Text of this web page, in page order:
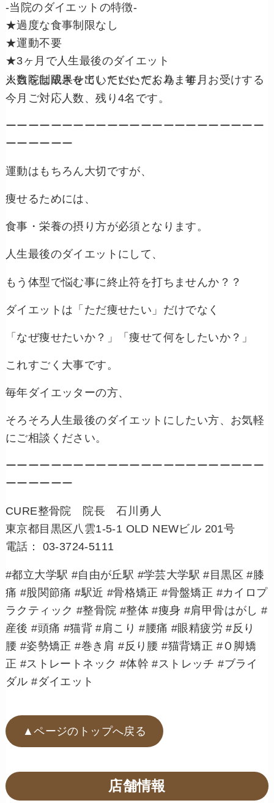
-当院のダイエットの特徴-
★過度な食事制限なし
★運動不要
★3ヶ月で人生最後のダイエット
※当院は成果を出していただく為、毎月お受けする人数を制限させていただいております。
今月ご対応人数、残り4名です。
ーーーーーーーーーーーーーーーーーーーーーーー
ーーーーーー
運動はもちろん大切ですが、
痩せるためには、
食事・栄養の摂り方が必須となります。
人生最後のダイエットにして、
もう体型で悩む事に終止符を打ちませんか？？
ダイエットは「ただ痩せたい」だけでなく
「なぜ痩せたいか？」「痩せて何をしたいか？」
これすごく大事です。
毎年ダイエッターの方、
そろそろ人生最後のダイエットにしたい方、お気軽
にご相談ください。
ーーーーーーーーーーーーーーーーーーーーーーー
ーーーーーー
CURE整骨院 院長 石川勇人
東京都目黒区八雲1-5-1 OLD NEWビル 201号
電話： 03-3724-5111
#都立大学駅 #自由が丘駅 #学芸大学駅 #目黒区 #膝
痛 #股関節痛 #駅近 #骨格矯正 #骨盤矯正 #カイロプ
ラクティック #整骨院 #整体 #痩身 #肩甲骨はがし #
産後 #頭痛 #猫背 #肩こり #腰痛 #眼精疲労 #反り
腰 #姿勢矯正 #巻き肩 #反り腰 #猫背矯正 #Ｏ脚矯
正 #ストレートネック #体幹 #ストレッチ #ブライ
ダル #ダイエット
▲ページのトップへ戻る
店舗情報